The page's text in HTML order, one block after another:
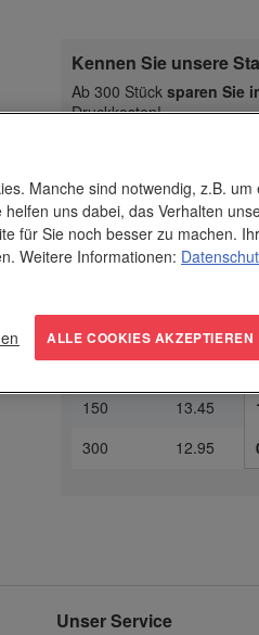
Kennen Sie unsere
Ab 300 Stück sparen Sie
Druckkosten!
1 15.95
10
15.45
80
13.95
150
13.45
300
12.95
Unser Service
Manche sind notwendig, z.B. um
uns dabei, das Verhalten
für Sie noch besser zu machen.
Weitere Informationen:
ALLE COOKIES AKZEPTIEREN